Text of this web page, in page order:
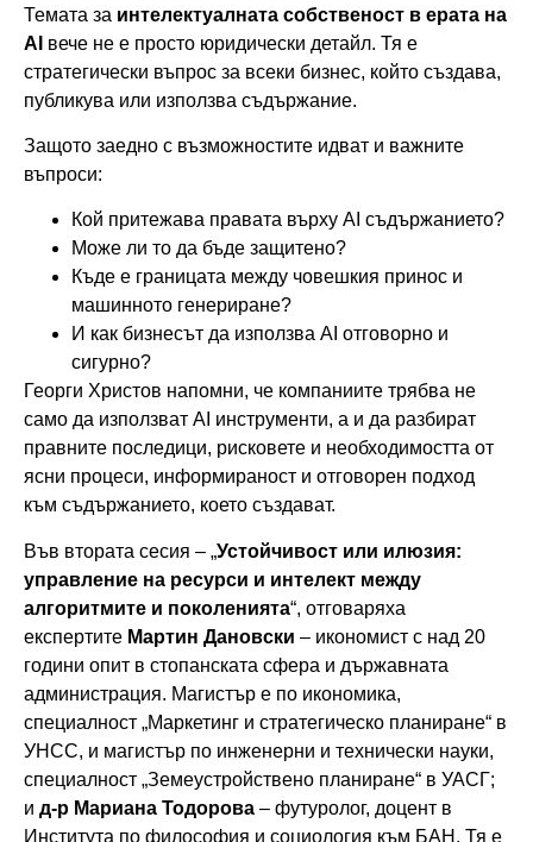
Темата за интелектуалната собственост в ерата на
AI вече не е просто юридически детайл. Тя е
стратегически въпрос за всеки бизнес, който създава,
публикува или използва съдържание.
Защото заедно с възможностите идват и важните
въпроси:
Кой притежава правата върху AI съдържанието?
Може ли то да бъде защитено?
Къде е границата между човешкия принос и
машинното генериране?
И как бизнесът да използва AI отговорно и
сигурно?
Георги Христов напомни, че компаниите трябва не
само да използват AI инструменти, а и да разбират
правните последици, рисковете и необходимостта от
ясни процеси, информираност и отговорен подход
към съдържанието, което създават.
Във втората сесия – „Устойчивост или илюзия:
управление на ресурси и интелект между
алгоритмите и поколенията“, отговаряха
експертите Мартин Дановски – икономист с над 20
години опит в стопанската сфера и държавната
администрация. Магистър е по икономика,
специалност „Маркетинг и стратегическо планиране“ в
УНСС, и магистър по инженерни и технически науки,
специалност „Земеустройствено планиране“ в УАСГ;
и д-р Мариана Тодорова – футуролог, доцент в
Института по философия и социология към БАН. Тя е